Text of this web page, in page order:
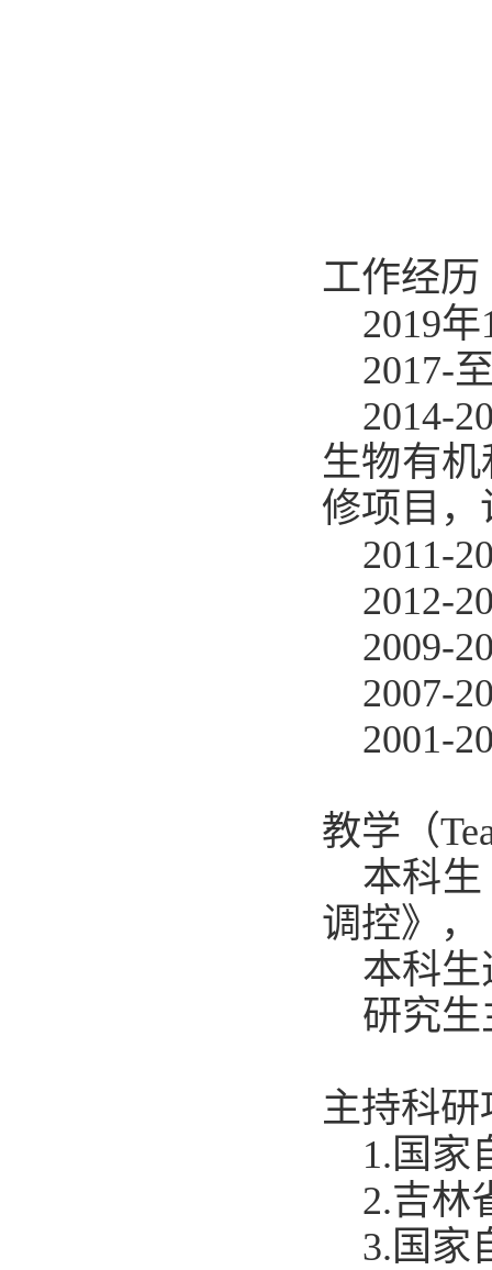
工作经历
2019
2017-
2014-
生物有
修项目，
2011-
2012-
2009-
2007-
2001-
教学（
本科
调控》
本科
研究
主持科研
1.国家
2.吉林
3.国家